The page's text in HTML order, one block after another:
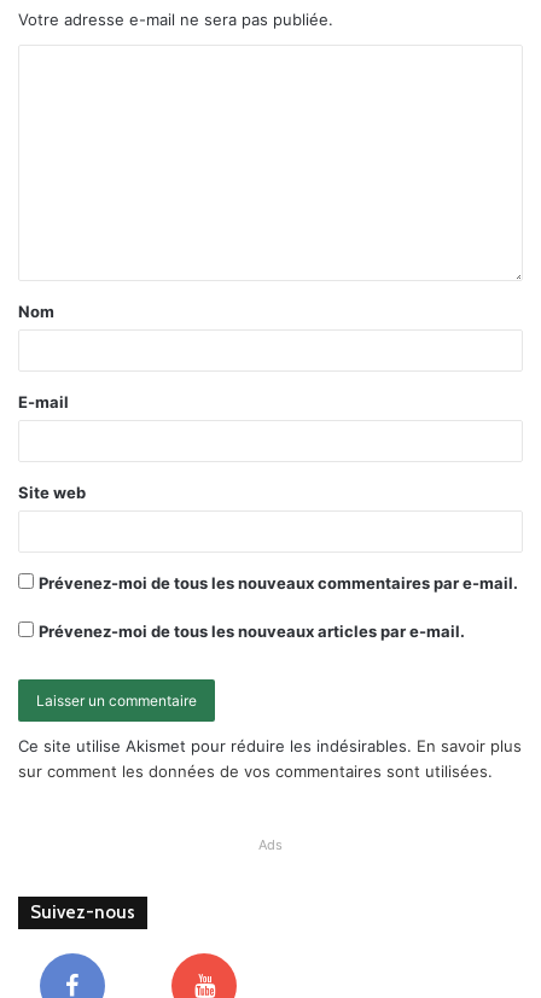
Votre adresse e-mail ne sera pas publiée.
Nom
E-mail
Site web
Prévenez-moi de tous les nouveaux commentaires par e-mail.
Prévenez-moi de tous les nouveaux articles par e-mail.
Ce site utilise Akismet pour réduire les indésirables. En savoir plus
sur comment les données de vos commentaires sont utilisées.
Ads
Suivez-nous